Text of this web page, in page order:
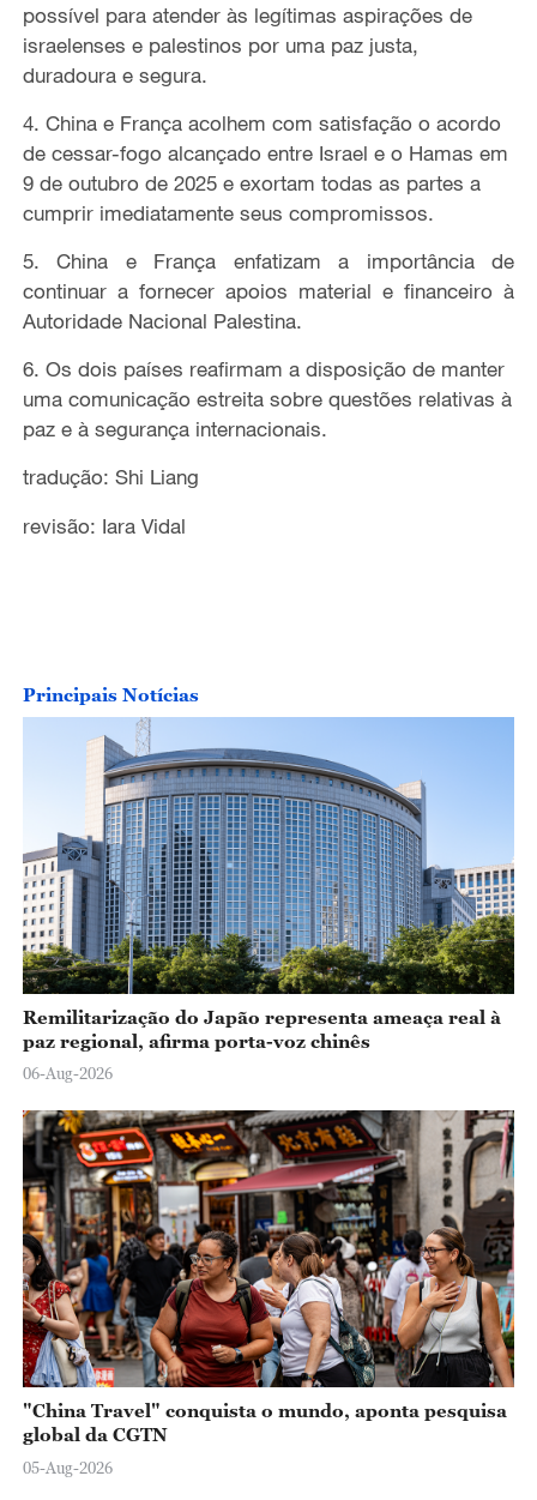
possível para atender às legítimas aspirações de
israelenses e palestinos por uma paz justa,
duradoura e segura.
4. China e França acolhem com satisfação o acordo
de cessar-fogo alcançado entre Israel e o Hamas em
9 de outubro de 2025 e exortam todas as partes a
cumprir imediatamente seus compromissos.
5. China e França enfatizam a importância de
continuar a fornecer apoios material e financeiro à
Autoridade Nacional Palestina.
6. Os dois países reafirmam adisposição de manter
uma comunicação estreita sobre questões relativas à
paz e à segurança internacionais.
tradução: Shi Liang
revisão: Iara Vidal
Principais Notícias
Remilitarização do Japão representa ameaça real à
paz regional, afirma porta-voz chinês
06-Aug-2026
"China Travel" conquista o mundo, aponta pesquisa
global da CGTN
05-Aug-2026